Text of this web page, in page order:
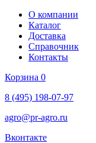
О компании
Каталог
Доставка
Справочник
Контакты
Корзина 0
8 (495) 198-07-97
agro@pr-agro.ru
Вконтакте